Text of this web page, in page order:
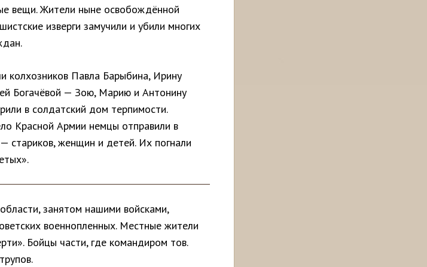
вещи. Жители ныне освобождённой
изверги замучили и убили многих
колхозников Павла Барыбина, Ирину
Богачёвой — Зою, Марию и Антонину
в солдатский дом терпимости.
Красной Армии немцы отправили в
стариков, женщин и детей. Их погнали
занятом нашими войсками,
военнопленных. Местные жители
Бойцы части, где командиром тов.